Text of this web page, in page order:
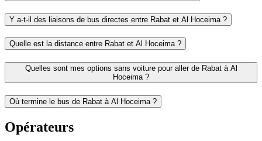
Y a-t-il des liaisons de bus directes entre Rabat et Al Hoceima ?
Quelle est la distance entre Rabat et Al Hoceima ?
Quelles sont mes options sans voiture pour aller de Rabat à Al
Hoceima ?
Où termine le bus de Rabat à Al Hoceima ?
Opérateurs